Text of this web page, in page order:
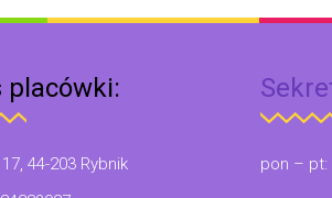
placówki:
44-203 Rybnik
pon – pt: